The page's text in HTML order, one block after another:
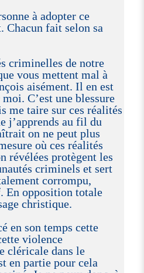
à adopter ce
Chacun fait selon sa
criminelles de notre
vous mettent mal à
aisément. Il en est
C’est une blessure
me taire sur ces réalités
j’apprends au fil du
on ne peut plus
où ces réalités
révélées protègent les
criminels et sert
corrompu,
En opposition totale
christique.
en son temps cette
violence
cléricale dans le
en partie pour cela